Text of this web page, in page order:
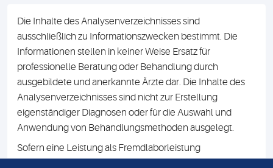
Die Inhalte des Analysenverzeichnisses sind
ausschließlich zu Informationszwecken bestimmt. Die
Informationen stellen in keiner Weise Ersatz für
professionelle Beratung oder Behandlung durch
ausgebildete und anerkannte Ärzte dar. Die Inhalte des
Analysenverzeichnisses sind nicht zur Erstellung
eigenständiger Diagnosen oder für die Auswahl und
Anwendung von Behandlungsmethoden ausgelegt.
Sofern eine Leistung als Fremdlaborleistung